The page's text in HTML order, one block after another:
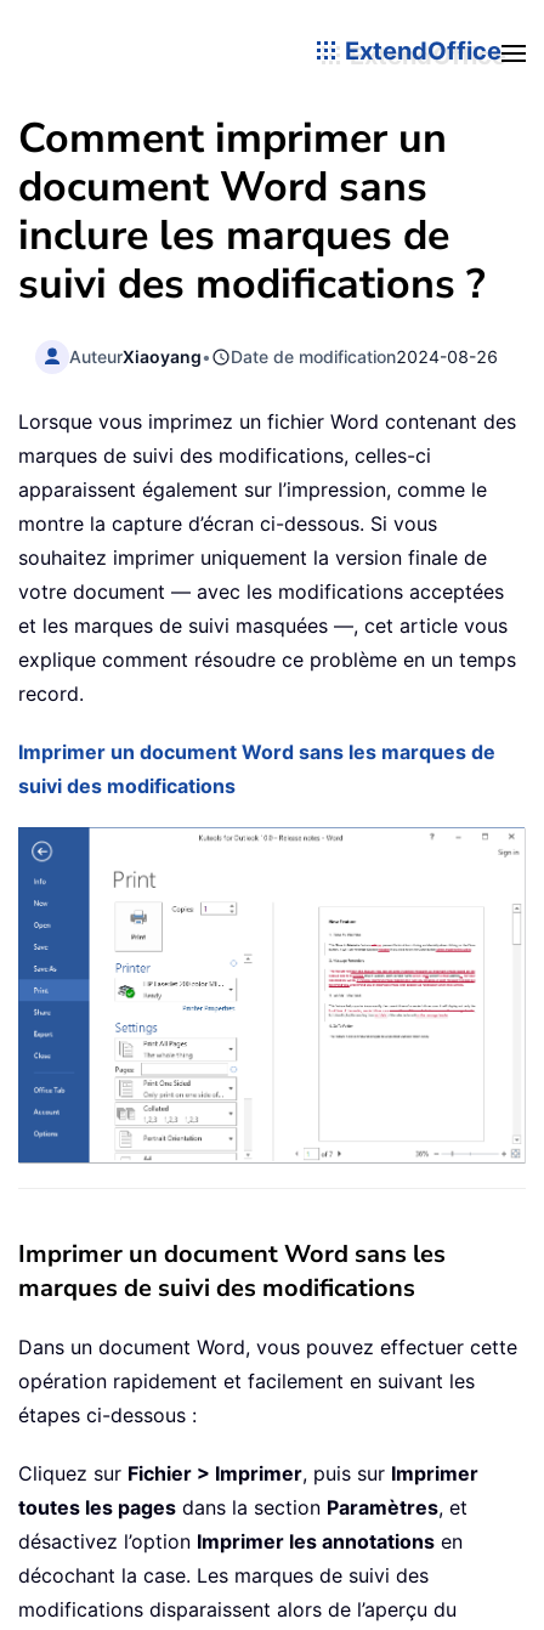
ExtendOffice
Comment imprimer un
document Word sans
inclure les marques de
suivi des modifications ?
AuteurXiaoyang• Date de modification2024-08-26
Lorsque vous imprimez un fichier Word contenant des
marques de suivi des modifications, celles-ci
apparaissent également sur l’impression, comme le
montre la capture d’écran ci-dessous. Si vous
souhaitez imprimer uniquement la version finale de
votre document — avec les modifications acceptées
et les marques de suivi masquées —, cet article vous
explique comment résoudre ce problème en un temps
record.
Imprimer un document Word sans les marques de
suivi des modifications
Imprimer un document Word sans les
marques de suivi des modifications
Dans un document Word, vous pouvez effectuer cette
opération rapidement et facilement en suivant les
étapes ci-dessous :
Cliquez sur Fichier > Imprimer, puis sur Imprimer
toutes les pages dans la section Paramètres, et
désactivez l’option Imprimer les annotations en
décochant la case. Les marques de suivi des
modifications disparaissent alors de l’aperçu du